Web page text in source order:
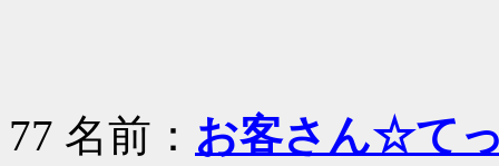
77 名前： お客さん☆て